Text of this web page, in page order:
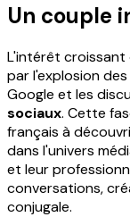
Un couple
L'intérêt croissant
par l'explosion
Google et les
sociaux. Cette
français à
dans l'univers
et leur
conversations,
conjugale.